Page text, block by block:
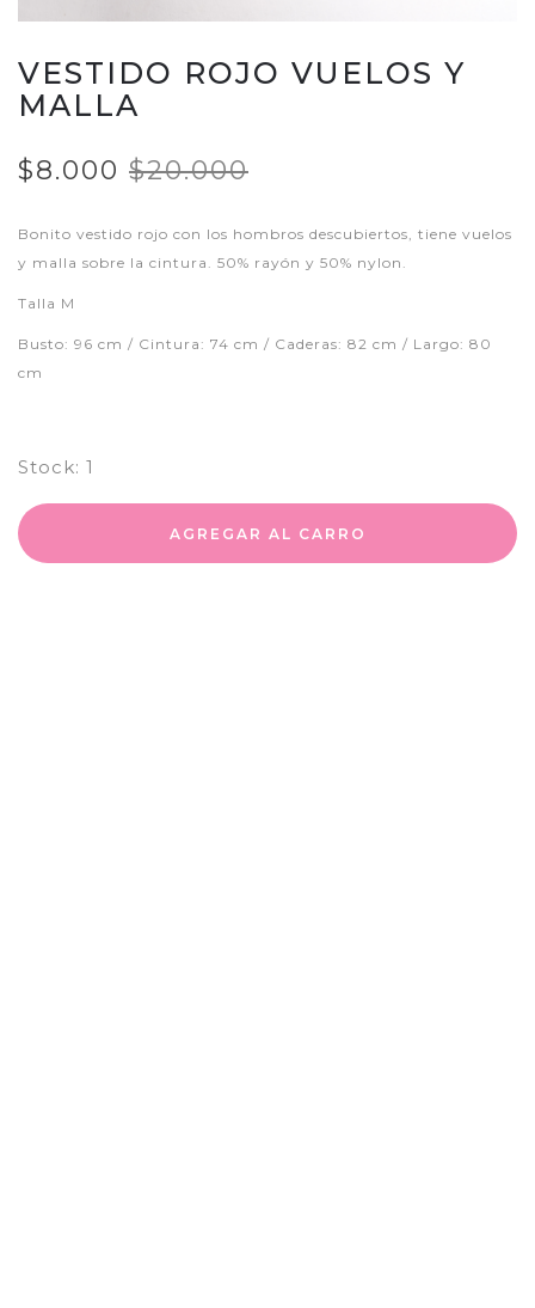
VESTIDO ROJO VUELOS Y
MALLA
$8.000 $20.000
Bonito vestido rojo con los hombros descubiertos, tiene vuelos
y malla sobre la cintura. 50% rayón y 50% nylon.
Talla M
Busto: 96 cm / Cintura: 74 cm / Caderas: 82 cm / Largo: 80
cm
Stock: 1
AGREGAR AL CARRO